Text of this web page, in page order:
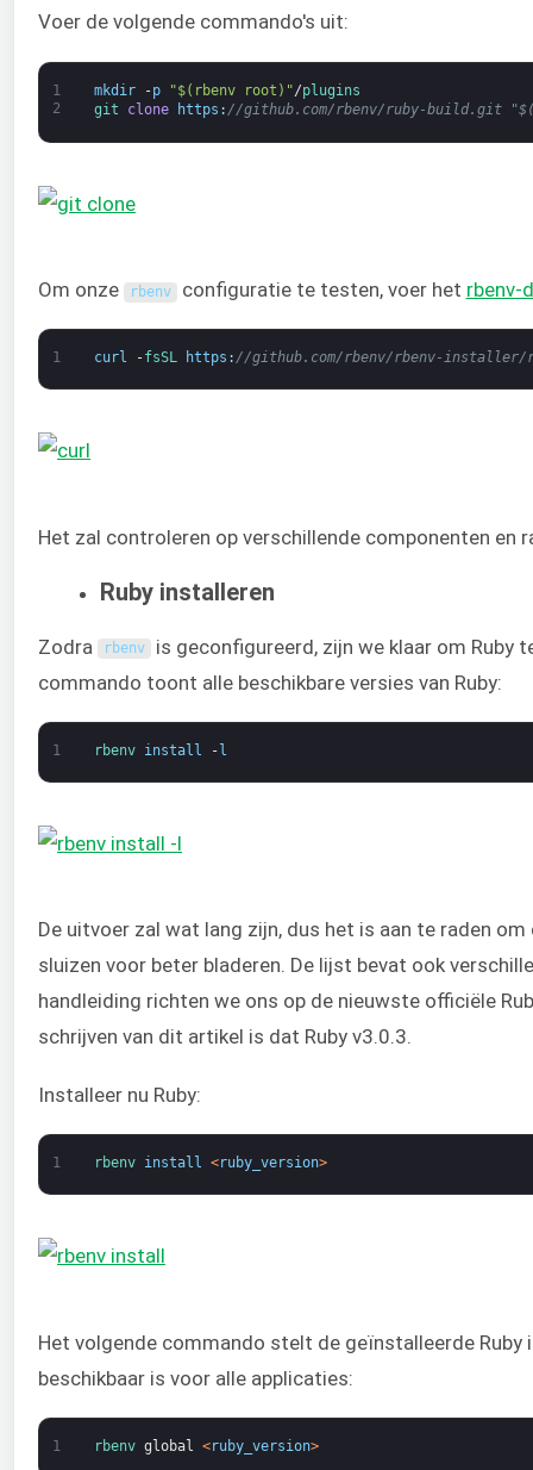
Voer de volgende commando's uit:
1
2
mkdir -p "$(rbenv root)"/plugins
git
clone https : //github.com/rbenv/ruby-build.git
Om onze rbenv configuratie te testen, voer het rbenv-
1 curl -fsSL https : //github.com/rbenv/rbenv-installer/
Het zal controleren op verschillende componenten en
Ruby installeren
Zodra rbenv is geconfigureerd, zijn we klaar om Ruby
commando toont alle beschikbare versies van Ruby:
1 rbenv install - l
De uitvoer zal wat lang zijn, dus het is aan te raden
sluizen voor beter bladeren. De lijst bevat ook
handleiding richten we ons op de nieuwste officiële
schrijven van dit artikel is dat Ruby v3.0.3.
Installeer nu Ruby:
1 rbenv install <ruby_version>
Het volgende commando stelt de geïnstalleerde Ruby
beschikbaar is voor alle applicaties:
1 rbenv global <ruby_version>